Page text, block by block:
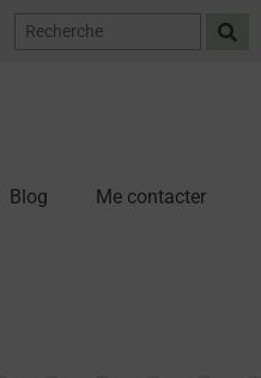
Blog Me contacter